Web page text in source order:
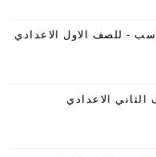
الثاني الاعدادي